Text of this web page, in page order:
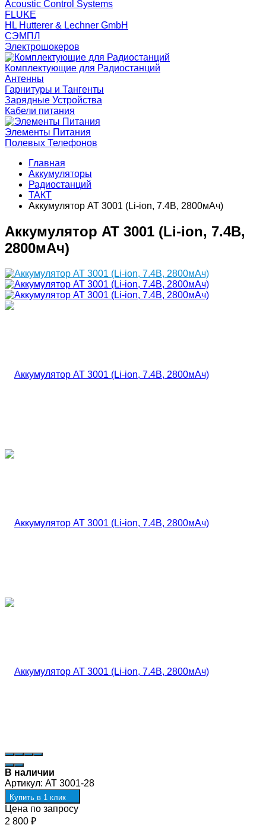
Acoustic Control Systems
FLUKE
HL Hutterer & Lechner GmbH
СЭМПЛ
Электрошокеров
Комплектующие для Радиостанций
Антенны
Гарнитуры и Тангенты
Зарядные Устройства
Кабели питания
Элементы Питания
Полевых Телефонов
Главная
Аккумуляторы
Радиостанций
ТАКТ
Аккумулятор AT 3001 (Li-ion, 7.4В, 2800мАч)
Аккумулятор AT 3001 (Li-ion, 7.4В,
2800мАч)
В наличии
Артикул: AT 3001-28
Купить в 1 клик
Цена по запросу
2 800 ₽